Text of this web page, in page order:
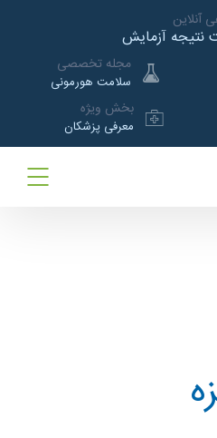
آنلاین
نتیجه آزمایش
مجله تخصصی
سلامت هورمونی
بخش ویژه
معرفی پزشکان